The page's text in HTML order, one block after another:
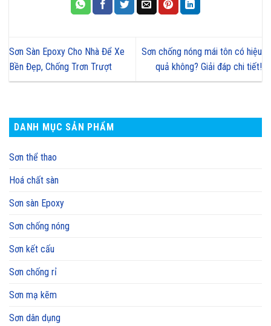
Sơn Sàn Epoxy Cho Nhà Để Xe
Bền Đẹp, Chống Trơn Trượt
Sơn chống nóng mái tôn có hiệu
quả không? Giải đáp chi tiết!
DANH MỤC SẢN PHẨM
Sơn thể thao
Hoá chất sàn
Sơn sàn Epoxy
Sơn chống nóng
Sơn kết cấu
Sơn chống rỉ
Sơn mạ kẽm
Sơn dân dụng